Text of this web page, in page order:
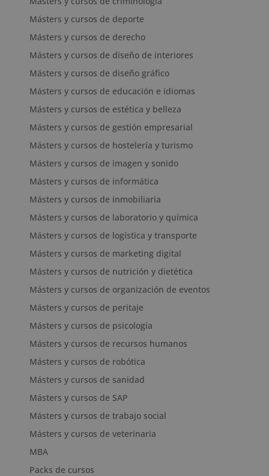
Másters y cursos de deporte
Másters y cursos de derecho
Másters y cursos de diseño de interiores
Másters y cursos de diseño gráfico
Másters y cursos de educación e idiomas
Másters y cursos de estética y belleza
Másters y cursos de gestión empresarial
Másters y cursos de hostelería y turismo
Másters y cursos de imagen y sonido
Másters y cursos de informática
Másters y cursos de inmobiliaria
Másters y cursos de laboratorio y química
Másters y cursos de logística y transporte
Másters y cursos de marketing digital
Másters y cursos de nutrición y dietética
Másters y cursos de organización de eventos
Másters y cursos de peritaje
Másters y cursos de psicología
Másters y cursos de recursos humanos
Másters y cursos de robótica
Másters y cursos de sanidad
Másters y cursos de SAP
Másters y cursos de trabajo social
Másters y cursos de veterinaria
MBA
Packs de cursos